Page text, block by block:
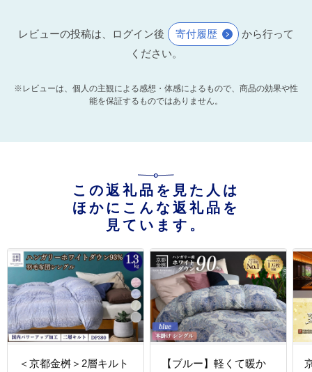
レビューの投稿は、ログイン後 寄付履歴
から行って
ください。
※レビューは、個人の主観による感想・体感によるもので、商品の効果や性
能を保証するものではありません。
この返礼品を見た人は
ほかにこんな返礼品を
見ています。
＜京都金桝＞2層キルト
【ブルー】軽くて暖か